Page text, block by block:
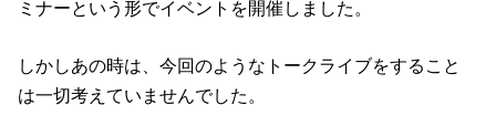
ミナーという形でイベントを開催しました。
しかしあの時は、今回のようなトークライブをすること
は一切考えていませんでした。